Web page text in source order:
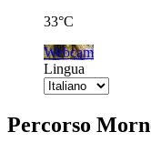
33°C
Webcam
Lingua
Percorso